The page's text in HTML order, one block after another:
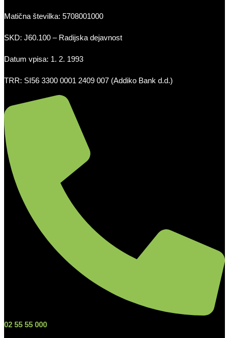
Matična številka: 5708001000
SKD: J60.100 – Radijska dejavnost
Datum vpisa: 1. 2. 1993
TRR: SI56 3300 0001 2409 007 (Addiko Bank d.d.)
02 55 55 000